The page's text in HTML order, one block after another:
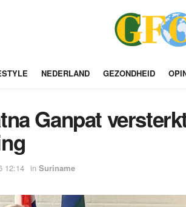
NEDERLAND GEZONDHEID
Ganpat
12:14 in Suriname